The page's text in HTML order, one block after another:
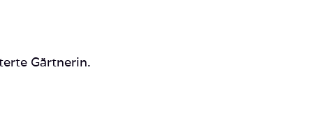
Gärtnerin.